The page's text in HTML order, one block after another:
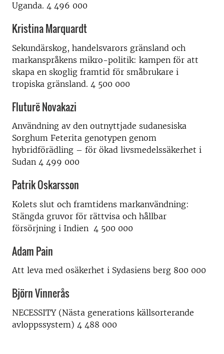
Uganda. 4 496 000
Kristina Marquardt
Sekundärskog, handelsvarors gränsland och
markanspråkens mikro-politik: kampen för att
skapa en skoglig framtid för småbrukare i
tropiska gränsland. 4 500 000
Fluturë Novakazi
Användning av den outnyttjade sudanesiska
Sorghum Feterita genotypen genom
hybridförädling – för ökad livsmedelssäkerhet i
Sudan 4 499 000
Patrik Oskarsson
Kolets slut och framtidens markanvändning:
Stängda gruvor för rättvisa och hållbar
försörjning i Indien 4 500 000
Adam Pain
Att leva med osäkerhet i Sydasiens berg 800 000
Björn Vinnerås
NECESSITY (Nästa generations källsorterande
avloppssystem) 4 488 000